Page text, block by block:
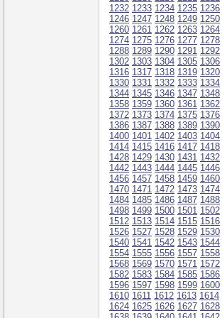
1232 1233 1234 1235 1236
1246 1247 1248 1249 1250
1260 1261 1262 1263 1264
1274 1275 1276 1277 1278
1288 1289 1290 1291 1292
1302 1303 1304 1305 1306
1316 1317 1318 1319 1320
1330 1331 1332 1333 1334
1344 1345 1346 1347 1348
1358 1359 1360 1361 1362
1372 1373 1374 1375 1376
1386 1387 1388 1389 1390
1400 1401 1402 1403 1404
1414 1415 1416 1417 1418
1428 1429 1430 1431 1432
1442 1443 1444 1445 1446
1456 1457 1458 1459 1460
1470 1471 1472 1473 1474
1484 1485 1486 1487 1488
1498 1499 1500 1501 1502
1512 1513 1514 1515 1516
1526 1527 1528 1529 1530
1540 1541 1542 1543 1544
1554 1555 1556 1557 1558
1568 1569 1570 1571 1572
1582 1583 1584 1585 1586
1596 1597 1598 1599 1600
1610 1611 1612 1613 1614
1624 1625 1626 1627 1628